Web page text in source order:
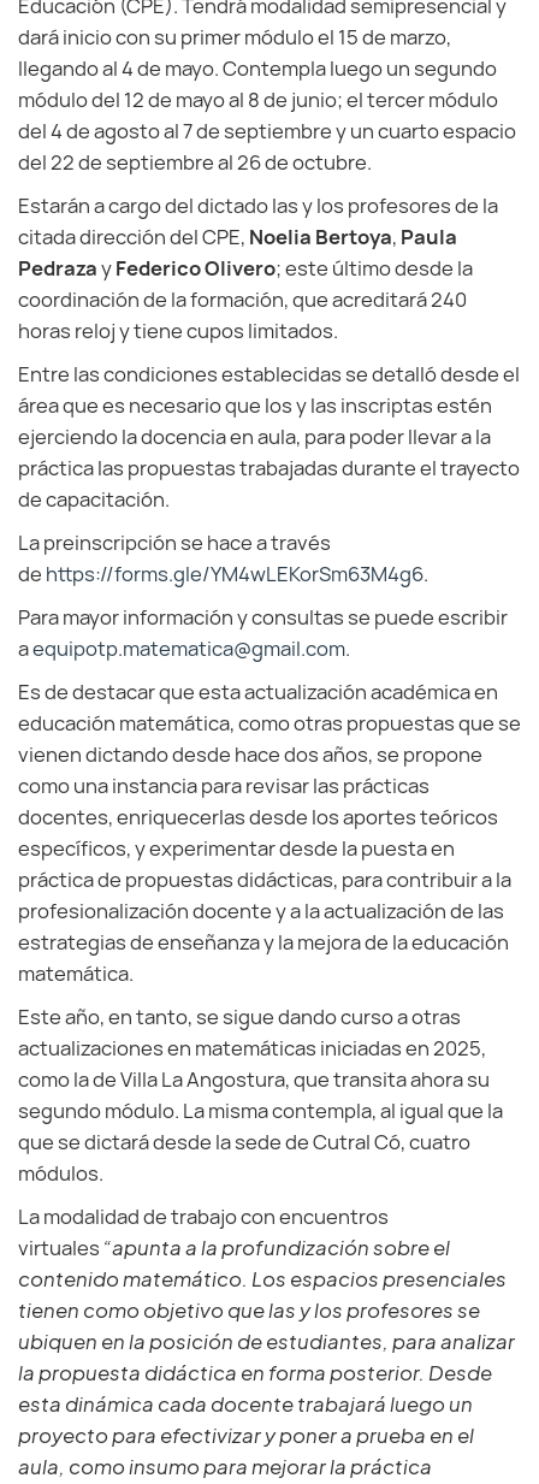
Educación (CPE). Tendrá modalidad semipresencial y
dará inicio con su primer módulo el 15 de marzo,
llegando al 4 de mayo. Contempla luego un segundo
módulo del 12 de mayo al 8 de junio; el tercer módulo
del 4 de agosto al 7 de septiembre y un cuarto espacio
del 22 de septiembre al 26 de octubre.
Estarán a cargo del dictado las y los profesores de la
citada dirección del CPE, Noelia Bertoya, Paula
PedrazayFederico Olivero; este último desde la
coordinación de la formación, que acreditará 240
horas reloj y tiene cupos limitados.
Entre las condiciones establecidas se detalló desde el
área que es necesario que los y las inscriptas estén
ejerciendo la docencia en aula, para poder llevar a la
práctica las propuestas trabajadas durante el trayecto
de capacitación.
La preinscripción se hace a través
de https://forms.gle/YM4wLEKorSm63M4g6.
Para mayor información y consultas se puede escribir
aequipotp.matematica@gmail.com.
Es de destacar que esta actualización académica en
educación matemática, como otras propuestas que se
vienen dictando desde hace dos años, se propone
como una instancia para revisar las prácticas
docentes, enriquecerlas desde los aportes teóricos
específicos, y experimentar desde la puesta en
práctica de propuestas didácticas, para contribuir a la
profesionalización docente y a la actualización de las
estrategias de enseñanza y la mejora de la educación
matemática.
Este año, en tanto, se sigue dando curso a otras
actualizaciones en matemáticas iniciadas en 2025,
como la de Villa La Angostura, que transita ahora su
segundo módulo. La misma contempla, al igual que la
que se dictará desde la sede de Cutral Có, cuatro
módulos.
La modalidad de trabajo con encuentros
virtuales “apunta a la profundización sobre el
contenido matemático. Los espacios presenciales
tienen como objetivo que las y los profesores se
ubiquen en la posición de estudiantes, para analizar
la propuesta didáctica en forma posterior. Desde
esta dinámica cada docente trabajará luego un
proyecto para efectivizar y poner a prueba en el
aula, como insumo para mejorar la práctica